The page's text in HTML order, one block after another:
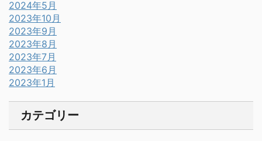
2024年5月
2023年10月
2023年9月
2023年8月
2023年7月
2023年6月
2023年1月
カテゴリー